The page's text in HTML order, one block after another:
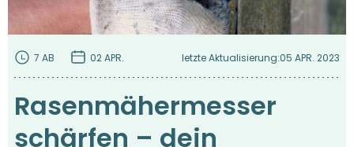
7 AB 02 APR. letzte Aktualisierung:05 APR. 2023
Rasenmähermesser
schärfen – dein